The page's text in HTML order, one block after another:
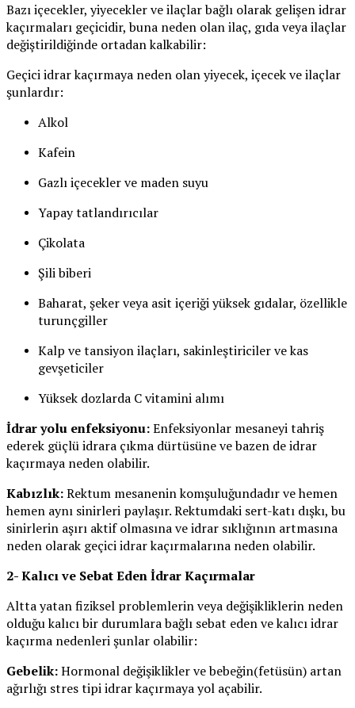
Bazı içecekler, yiyecekler ve ilaçlar bağlı olarak gelişen idrar
kaçırmaları geçicidir, buna neden olan ilaç, gıda veya ilaçlar
değiştirildiğinde ortadan kalkabilir:
Geçici idrar kaçırmaya neden olan yiyecek, içecek ve ilaçlar
şunlardır:
Alkol
Kafein
Gazlı içecekler ve maden suyu
Yapay tatlandırıcılar
Çikolata
Şili biberi
Baharat, şeker veya asit içeriği yüksek gıdalar, özellikle
turunçgiller
Kalp ve tansiyon ilaçları, sakinleştiriciler ve kas
gevşeticiler
Yüksek dozlarda C vitamini alımı
İdrar yolu enfeksiyonu:Enfeksiyonlar mesaneyi tahriş
ederek güçlü idrara çıkma dürtüsüne ve bazen de idrar
kaçırmaya neden olabilir.
Kabızlık:Rektum mesanenin komşuluğundadır ve hemen
hemen aynı sinirleri paylaşır. Rektumdaki sert-katı dışkı, bu
sinirlerin aşırı aktif olmasına ve idrar sıklığının artmasına
neden olarak geçici idrar kaçırmalarına neden olabilir.
2- Kalıcı ve Sebat Eden İdrar Kaçırmalar
Altta yatan fiziksel problemlerin veya değişikliklerin neden
olduğu kalıcı bir durumlara bağlı sebat eden ve kalıcı idrar
kaçırma nedenleri şunlar olabilir:
Gebelik:Hormonal değişiklikler ve bebeğin(fetüsün) artan
ağırlığı stres tipi idrar kaçırmaya yol açabilir.